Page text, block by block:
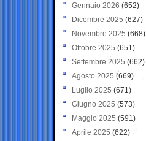
Gennaio 2026 (652)
Dicembre 2025 (627)
Novembre 2025 (668)
Ottobre 2025 (651)
Settembre 2025 (662)
Agosto 2025 (669)
Luglio 2025 (671)
Giugno 2025 (573)
Maggio 2025 (591)
Aprile 2025 (622)